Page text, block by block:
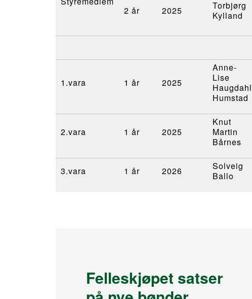
2 år 2025
Torbjørg
Kylland
1.vara 1 år 2025
Anne-
Lise
Haugdahl
Humstad
2.vara 1 år 2025
Knut
Martin
Bårnes
3.vara 1 år 2026
Solveig
Ballo
Felleskjøpet satser